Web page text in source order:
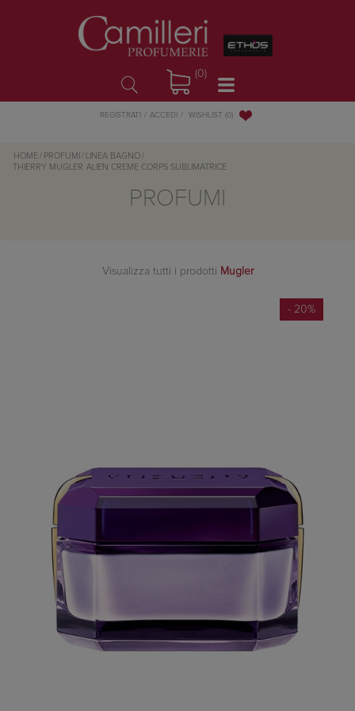
(0)
REGISTRATI ACCEDI WISHLIST (0)
HOME / PROFUMI / LINEA BAGNO /
THIERRY MUGLER ALIEN CREME CORPS SUBLIMATRICE
PROFUMI
Visualizza tutti i prodotti Mugler
- 20%